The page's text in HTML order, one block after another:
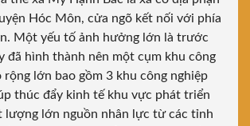
Hóc Môn, cửa ngõ kết nối với phía
Một yếu tố ảnh hưởng lớn là trước
đã hình thành nên một cụm khu công
rộng lớn bao gồm 3 khu công nghiệp
thúc đẩy kinh tế khu vực phát triển
lượng lớn nguồn nhân lực từ các tỉnh